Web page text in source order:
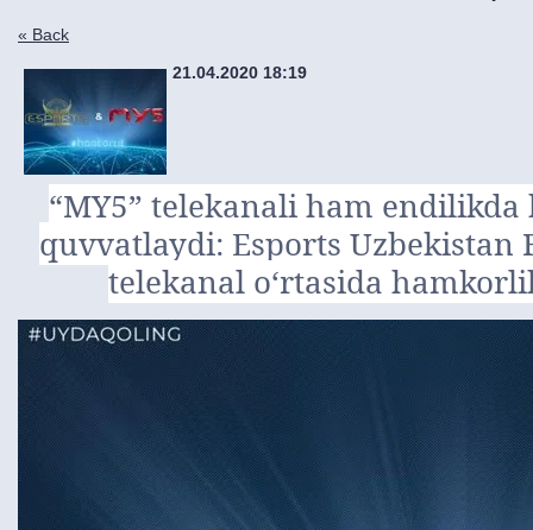
« Back
21.04.2020 18:19
“MY5” telekanali ham
quvvatlaydi: Esports Uzbekistan
telekanal oʻrtasida